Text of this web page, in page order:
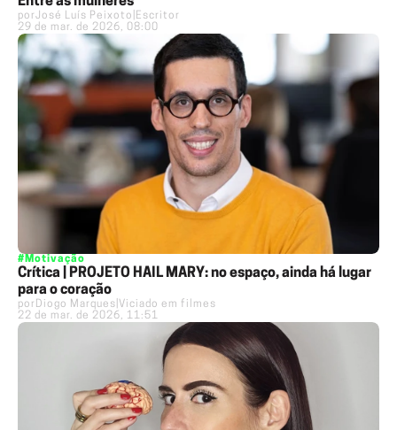
porJosé Luís Peixoto Escritor
29 de mar. de 2026, 08:00
#Motivação
Crítica | PROJETO HAIL MARY: no espaço, ainda há lugar
para o coração
por Diogo Marques Viciado em filmes
22 de mar. de 2026, 11:51